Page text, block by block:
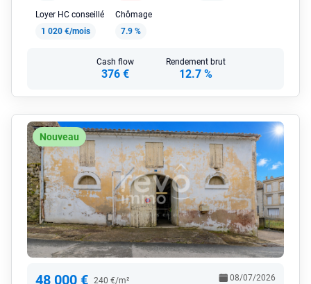
Loyer HC conseillé
1 020 €/mois
Chômage
7.9 %
Cash flow
376 €
Rendement brut
12.7 %
Nouveau
48 000 € 240 €/m² 08/07/2026